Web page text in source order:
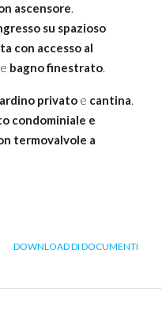
ascensore.
su spazioso
con accesso al
e bagno finestrato.
privato e cantina.
condominiale e
termovalvole a
DOWNLOAD DI DOCUMENTI